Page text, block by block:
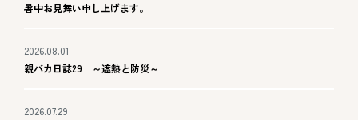
暑中お見舞い申し上げます。
2026.08.01
親バカ日誌29 ～遮熱と防災～
2026.07.29